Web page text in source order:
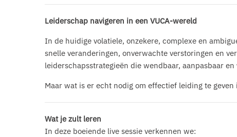
Leiderschap navigeren in een VUCA-wereld
In de huidige volatiele, onzekere, complexe en
snelle veranderingen, onverwachte verstoringen en
leiderschapsstrategieën die wendbaar, aanpasbaar
Maar wat is er echt nodig om effectief leiding te geven
Wat je zult leren
In deze boeiende live sessie verkennen we: